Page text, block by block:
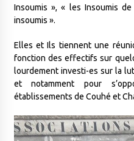
Insoumis », « les Insoumis
insoumis ».
Elles et Ils tiennent une
fonction des effectifs sur
lourdement investi-es sur la
et notamment pour
établissements de Couhé et